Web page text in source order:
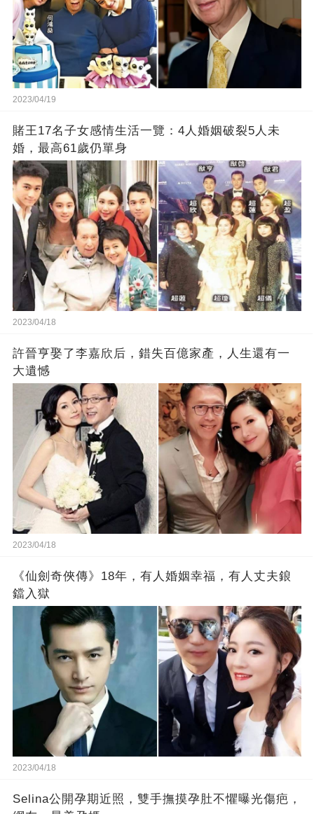
2023/04/19
賭王17名子女感情生活一覽：4人婚姻破裂5人未
婚，最高61歲仍單身
2023/04/18
許晉亨娶了李嘉欣后，錯失百億家產，人生還有一
大遺憾
2023/04/18
《仙劍奇俠傳》18年，有人婚姻幸福，有人丈夫鋃
鐺入獄
2023/04/18
Selina公開孕期近照，雙手撫摸孕肚不懼曝光傷疤，